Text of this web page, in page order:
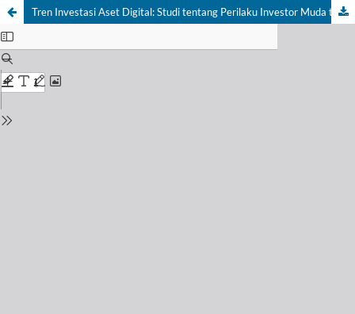
Tren Investasi Aset Digital: Studi tentang Perilaku Investor Muda terhadap Cryptocurrency di Tengah Perubahan Pasar Keuangan di Kota Bandung